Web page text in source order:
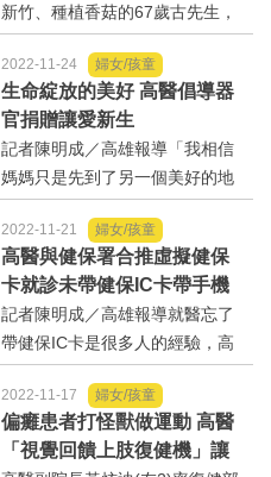
新竹、種植香菇的67歲古先生，
身高160公分，體重只有45公
斤，近年來常感到疲憊、腳底發
涼，曾因心臟病裝置支架，今年7
月到親戚家中做客突然昏倒，緊
急送醫急救，但病情仍未...
2022-11-24 婦女/孩童
生命綻放的美好 高醫倡導器
官捐贈讓愛新生
記者陳明成／高雄報導「我相信
媽媽只是先到了另一個美好的地
方，有一天我們都會再相聚!」20
21年罹患肺癌三年的林黃女士過
世，她的女兒響應器官捐贈，今
(24)日出席高雄醫學大學附設中
和紀念醫院「生命綻放的...
2022-11-21 婦女/孩童
高醫與健保署合推虛擬健保
卡就診未帶健保IC卡帶手機
嘛也通
記者陳明成／高雄報導就醫忘了
帶健保IC卡是很多人的經驗，高
雄醫學大學附設中和紀念醫院配
合中央健康保險署政策，利用資
訊科技整合健保署醫療資訊雲端
查詢、虛擬健保卡，充分應用於
2022-11-17 婦女/孩童
偏癱患者打怪獸做運動 高醫
「視覺回饋上肢復健機」讓